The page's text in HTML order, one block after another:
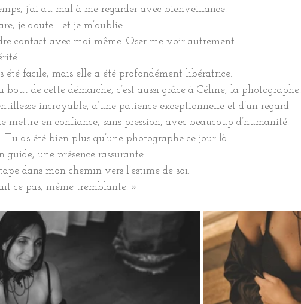
j’ai du mal à me regarder avec bienveillance.
je doute… et je m’oublie.
contact avec moi-même. Oser me voir autrement.
été facile, mais elle a été profondément libératrice.
bout de cette démarche, c’est aussi grâce à Céline, la photographe.
incroyable, d’une patience exceptionnelle et d’un regard
en confiance, sans pression, avec beaucoup d’humanité.
as été bien plus qu’une photographe ce jour-là.
une présence rassurante.
dans mon chemin vers l’estime de soi.
ce pas, même tremblante. »